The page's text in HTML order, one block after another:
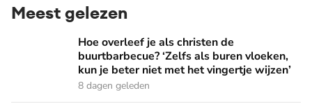
Meest gelezen
Hoe overleef je als christen de buurtbarbecue? ‘Zelfs als
Hoe overleef je als christen de
buurtbarbecue? ‘Zelfs als buren vloeken,
kun je beter niet met het vingertje wijzen’
8 dagen geleden